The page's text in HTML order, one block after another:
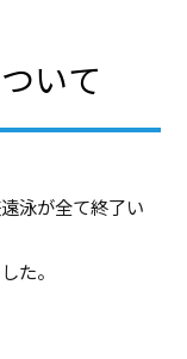
いて
泳が全て終了い
た。